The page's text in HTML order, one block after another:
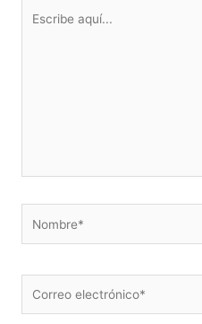
aquí...
electrónico*